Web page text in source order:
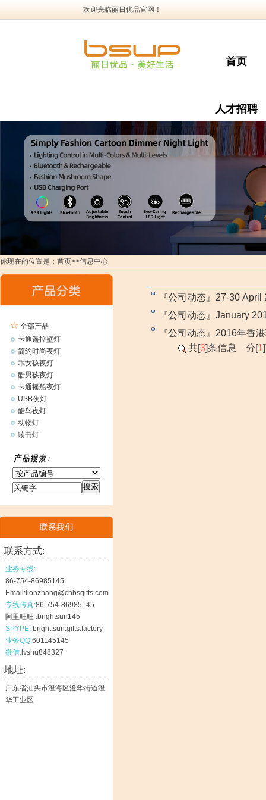
欢迎光临丽日优品官网！
首页
人才招聘
你现在的位置是：首页>>信息中心
☆ 全部产品
卡通遥控壁灯
简约时尚夜灯
乖女孩夜灯
酷男孩夜灯
卡通摇船夜灯
USB夜灯
酷鸟夜灯
动物灯
读书灯
联系方式:
业务专线:
86-754-86985145
Email:lionzhang@chbsgifts.com
专线传真:86-754-86985145
阿里旺旺 :brightsun145
SPYPE: bright.sun.gifts.factory
业务QQ:601145145
微信: lvshu848327
地址:
广东省汕头市澄海区澄华街道澄
华工业区
『公司动态』 27-30 April
『公司动态』 January
『公司动态』 2016年香
共[3]条信息 分[1